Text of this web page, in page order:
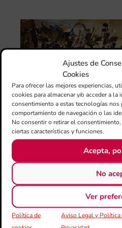
Ajustes de
Cookies
Para ofrecer las mejores experiencias,
cookies para almacenar y/o acceder a
consentimiento a estas tecnologías nos
comportamiento de navegación o las
No consentir o retirar el
ciertas características y funciones.
Acepta,
No
Ver
Política de
Aviso Legal y Política